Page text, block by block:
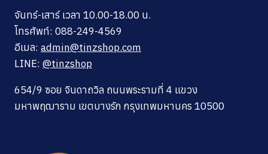
จันทร์-เสาร์ เวลา 10.00-18.00 น.
โทรศัพท์: 088-249-4569
อีเมล: admin@tinzshop.com
LINE: @tinzshop
654/9 ซอย จินดาถวิล ถนนพระรามที่ 4 แขวง
มหาพฤฒาราม เขตบางรัก กรุงเทพมหานคร 10500